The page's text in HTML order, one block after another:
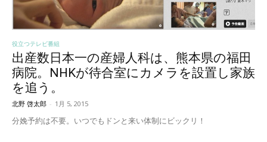
役立つテレビ番組
出産数日本一の産婦人科は、熊本県の福田
病院。NHKが待合室にカメラを設置し家族
を追う。
北野 啓太郎 - 1月 5, 2015
分娩予約は不要。いつでもドンと来い体制にビックリ！